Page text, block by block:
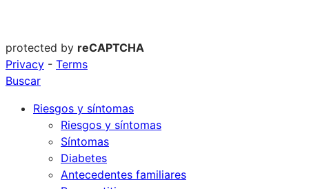
protected by reCAPTCHA
Privacy - Terms
Buscar
Riesgos y síntomas
Riesgos y síntomas
Síntomas
Diabetes
Antecedentes familiares